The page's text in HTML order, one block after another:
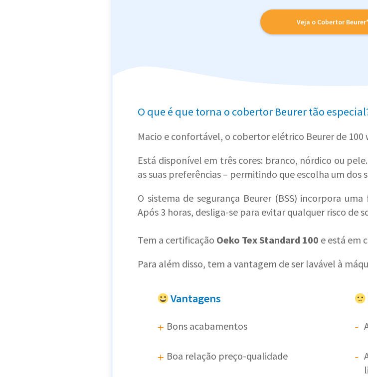
Veja o Cobertor
O que é que torna o cobertor Beurer tão
Macio e confortável, o cobertor elétrico Beurer de
Está disponível em três cores: branco, nórdico ou
as suas preferências – permitindo que escolha um dos
O sistema de segurança Beurer (BSS) incorpora uma
Após 3 horas, desliga-se para evitar qualquer risco de
Tem a certificação Oeko Tex Standard 100 e está em
Para além disso, tem a vantagem de ser lavável à
Vantagens
Bons acabamentos
Boa relação preço-qualidade